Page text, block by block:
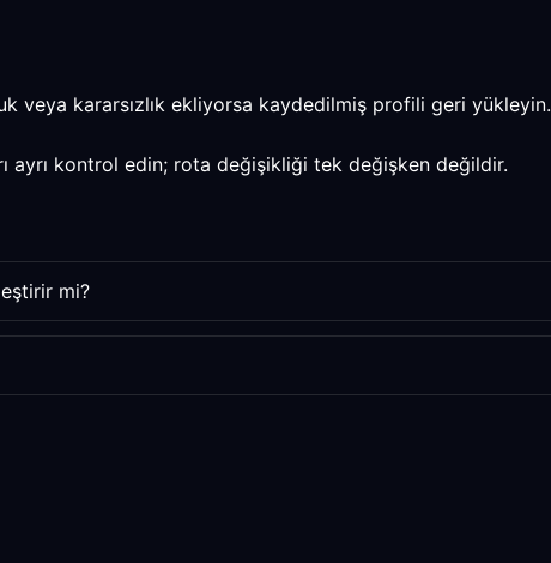
veya kararsızlık ekliyorsa kaydedilmiş profili geri yükleyin.
ayrı kontrol edin; rota değişikliği tek değişken değildir.
mi?